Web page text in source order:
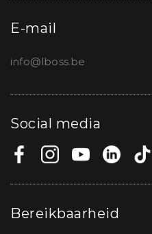
E-mail
info@lboss.be
Social media
Bereikbaarheid